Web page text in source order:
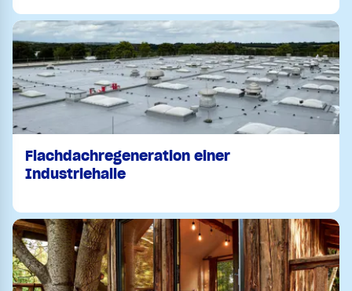
Flachdachregeneration einer
Industriehalle